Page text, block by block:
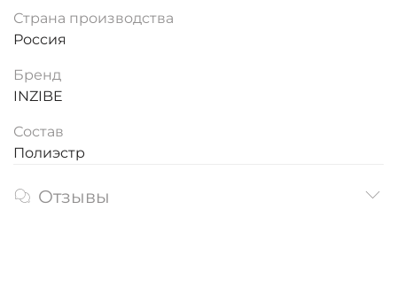
Страна производства
Россия
Бренд
INZIBE
Состав
Полиэстр
Отзывы